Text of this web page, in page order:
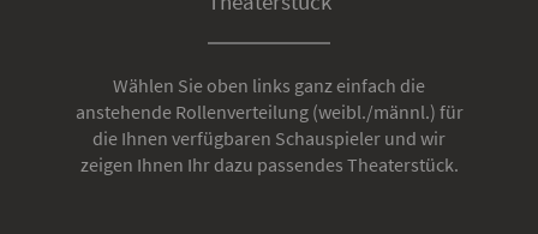
Wählen Sie oben links ganz einfach die
anstehende Rollenverteilung (weibl./männl.) für
die Ihnen verfügbaren Schauspieler und wir
zeigen Ihnen Ihr dazu passendes Theaterstück.